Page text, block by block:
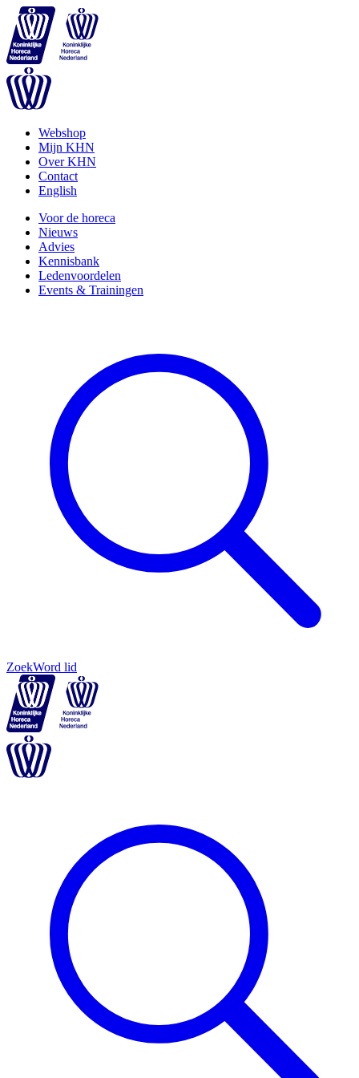
Webshop
Mijn KHN
Over KHN
Contact
English
Voor de horeca
Nieuws
Advies
Kennisbank
Ledenvoordelen
Events & Trainingen
ZoekWord lid